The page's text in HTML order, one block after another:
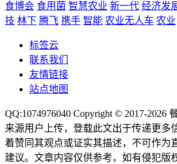
食博会 食用菌 智慧农业 新一代 经济发
技 林下 腾飞 携手 智能 农业无人车 农业
标签云
联系我们
友情链接
站点地图
QQ:1074976040 Copyright © 2017-2026
来源用户上传，登载此文出于传递更多
着赞同其观点或证实其描述，不可作为
建议。文章内容仅供参考，如有侵犯版